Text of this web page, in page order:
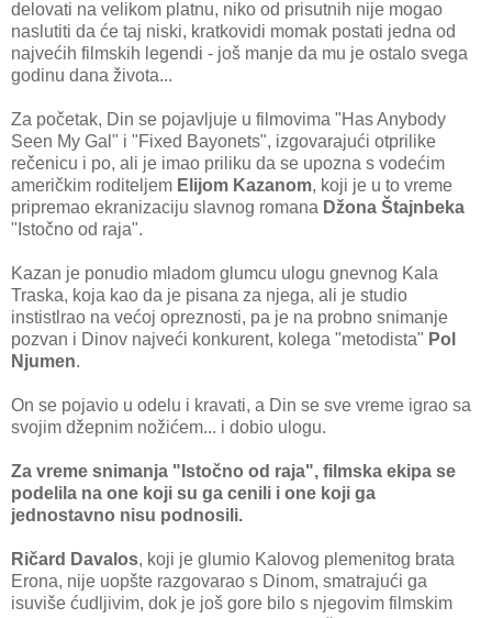
delovati na velikom platnu, niko od prisutnih nije mogao
naslutiti da će taj niski, kratkovidi momak postati jedna od
najvećih filmskih legendi - još manje da mu je ostalo svega
godinu dana života...
Za početak, Din se pojavljuje u filmovima "Has Anybody
Seen My Gal" i "Fixed Bayonets", izgovarajući otprilike
rečenicu i po, ali je imao priliku da se upozna s vodećim
američkim roditeljem Elijom Kazanom, koji je u to vreme
pripremao ekranizaciju slavnog romana Džona Štajnbeka
"Istočno od raja".
Kazan je ponudio mladom glumcu ulogu gnevnog Kala
Traska, koja kao da je pisana za njega, ali je studio
instistlrao na većoj opreznosti, pa je na probno snimanje
pozvan i Dinov najveći konkurent, kolega "metodista" Pol
Njumen.
On se pojavio u odelu i kravati, a Din se sve vreme igrao sa
svojim džepnim nožićem... i dobio ulogu.
Za vreme snimanja "Istočno od raja", filmska ekipa se
podelila na one koji su ga cenili i one koji ga
jednostavno nisu podnosili.
Ričard Davalos, koji je glumio Kalovog plemenitog brata
Erona, nije uopšte razgovarao s Dinom, smatrajući ga
isuviše ćudljivim, dok je još gore bilo s njegovim filmskim